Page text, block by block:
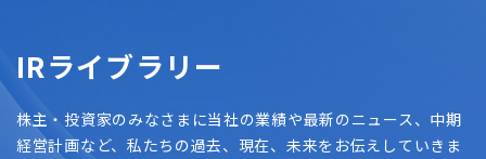
IRライブラリー
株主・投資家のみなさまに当社の業績や最新のニュース、中期
経営計画など、私たちの過去、現在、未来をお伝えしていきま